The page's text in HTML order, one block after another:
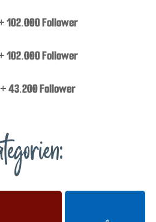
102.000 Follower
102.000 Follower
+ 43.200 Follower